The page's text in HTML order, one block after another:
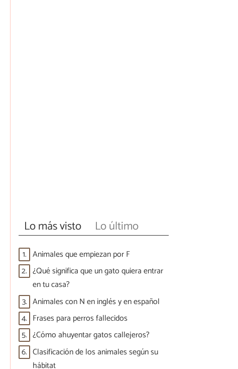
Lo más visto Lo último
1. Animales que empiezan por F
2. ¿Qué significa que un gato quiera entrar
en tu casa?
3. Animales con N en inglés y en español
4. Frases para perros fallecidos
5. ¿Cómo ahuyentar gatos callejeros?
6. Clasificación de los animales según su
hábitat